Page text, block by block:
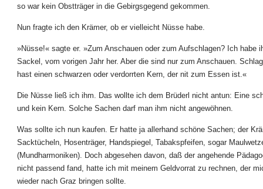
so war kein Obstträger in die Gebirgsgegend gekommen.
Nun fragte ich den Krämer, ob er vielleicht Nüsse habe.
»Nüsse!« sagte er. »Zum Anschauen oder zum Aufschlagen? Ich habe
Sackel, vom vorigen Jahr her. Aber die sind nur zum Anschauen.
hast einen schwarzen oder verdorrten Kern, der nit zum Essen ist.«
Die Nüsse ließ ich ihm. Das wollte ich dem Brüderl nicht antun: Eine
und kein Kern. Solche Sachen darf man ihm nicht angewöhnen.
Was sollte ich nun kaufen. Er hatte ja allerhand schöne Sachen; der
Sacktücheln, Hosenträger, Handspiegel, Tabakspfeifen, sogar
(Mundharmoniken). Doch abgesehen davon, daß der angehende
nicht passend fand, hatte ich mit meinem Geldvorrat zu rechnen, der
wieder nach Graz bringen sollte.